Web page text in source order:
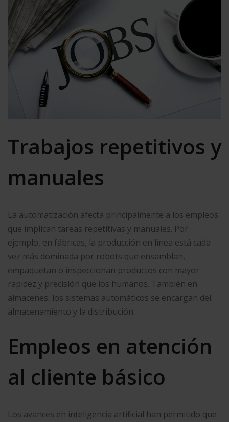
Trabajos repetitivos y
manuales
La automatización afecta principalmente a los empleos
que implican tareas repetitivas y manuales. Por
ejemplo, en fábricas, la producción en línea está cada
vez más dominada por robots que ensamblan,
empaquetan o inspeccionan productos con mayor
rapidez y precisión que los humanos. También en
almacenes, los sistemas automáticos se encargan del
almacenamiento y la distribución.
Empleos en atención
al cliente básico
Los avances en inteligencia artificial han permitido que